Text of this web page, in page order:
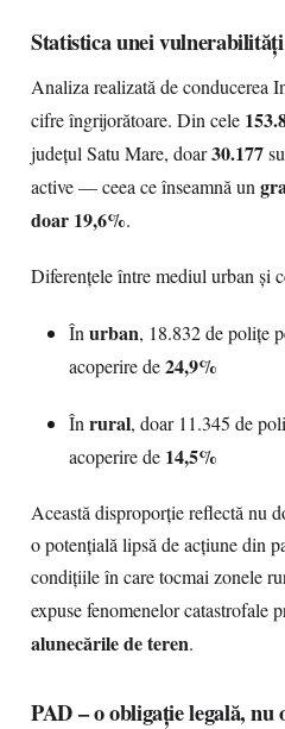
Statistica unei
Analiza realizată de conducerea
cifre îngrijorătoare. Din cele
județul Satu Mare, doar30.177
active — ceea ce înseamnă un
doar 19,6%.
Diferențele între mediul urban și
Înurban, 18.832 de polițe
acoperire de24,9%
Înrural, doar 11.345 de
acoperire de 14,5%
Această disproporție reflectă nu
o potențială lipsă de acțiune din
condițiile în care tocmai zonele
expuse fenomenelor catastrofale
alunecările de teren.
PAD – o obligație legală, nu